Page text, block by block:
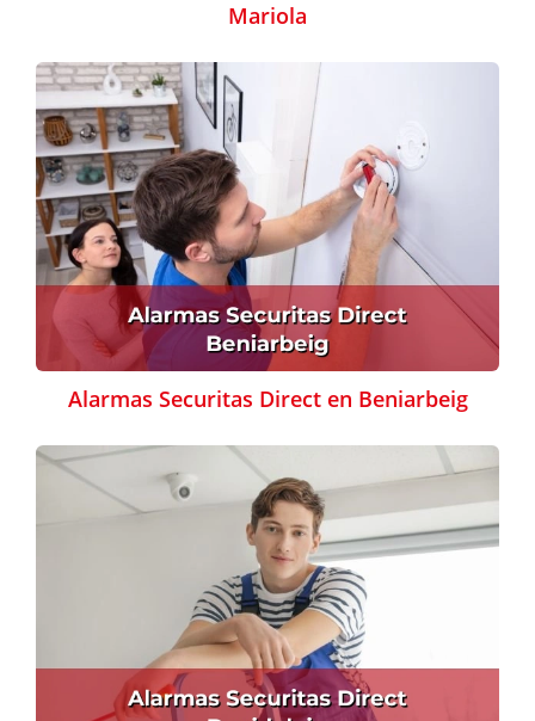
Mariola
Alarmas Securitas Direct en Beniarbeig